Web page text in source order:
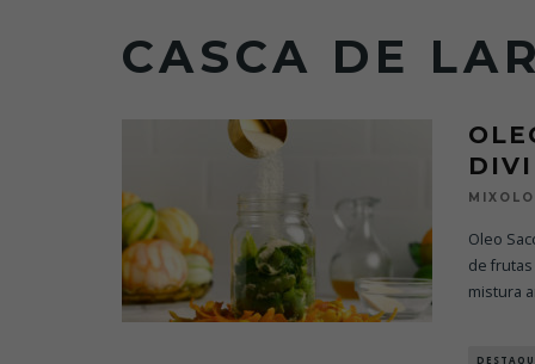
CASCA DE
Oleo
de
mistura